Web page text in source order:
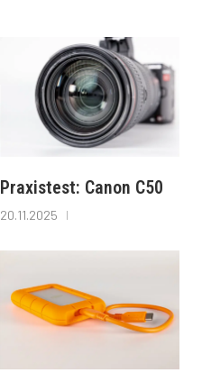
Praxistest: Canon C50
20.11.2025